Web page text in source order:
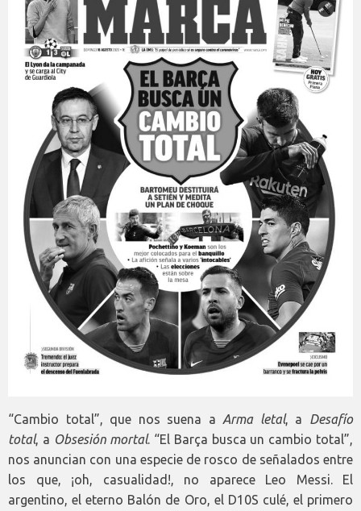
“Cambio total”, que nos suena a Arma letal, a Desafío
total, a Obsesión mortal. “El Barça busca un cambio total”,
nos anuncian con una especie de rosco de señalados entre
los que, ¡oh, casualidad!, no aparece Leo Messi. El
argentino, el eterno Balón de Oro, el D10S culé, el primero